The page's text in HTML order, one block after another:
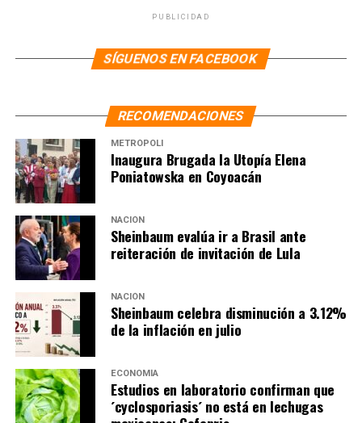
PUBLICIDAD
SÍGUENOS EN FACEBOOK
RECOMENDACIONES
METRÓPOLI
Inaugura Brugada la Utopía Elena
Poniatowska en Coyoacán
NACIÓN
Sheinbaum evalúa ir a Brasil ante
reiteración de invitación de Lula
NACIÓN
Sheinbaum celebra disminución a 3.12%
de la inflación en julio
ECONOMÍA
Estudios en laboratorio confirman que
´cyclosporiasis´ no está en lechugas